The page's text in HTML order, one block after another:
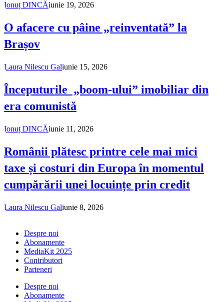
Ionuț DINCĂiunie 19, 2026
O afacere cu pâine „reinventată” la
Brașov
Laura Nilescu Galiunie 15, 2026
Începuturile „boom-ului” imobiliar din
era comunistă
Ionuț DINCĂiunie 11, 2026
Românii plătesc printre cele mai mici
taxe și costuri din Europa în momentul
cumpărării unei locuințe prin credit
Laura Nilescu Galiunie 8, 2026
Despre noi
Abonamente
MediaKit 2025
Contributori
Parteneri
Despre noi
Abonamente